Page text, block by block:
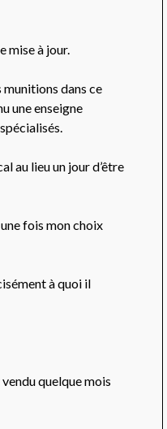
mise à jour.
munitions dans ce
une enseigne
au lieu un jour d’être
fois mon choix
à quoi il
quelque mois